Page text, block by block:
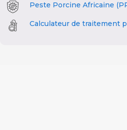
Peste Porcine Africaine
Calculateur de traitement